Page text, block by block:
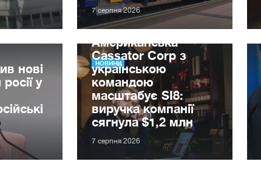
7 серпня 2026
нові
у
НОВИНИ
Американська
Cassator Corp з
українською
командою
масштабує SI8:
виручка компанії
сягнула $1,2 млн
7 серпня 2026